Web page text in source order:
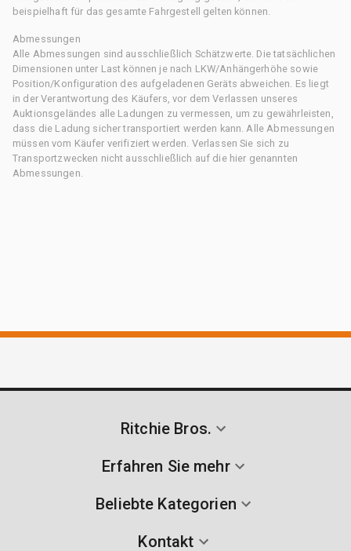
beispielhaft für das gesamte Fahrgestell gelten können.
Abmessungen
Alle Abmessungen sind ausschließlich Schätzwerte. Die tatsächlichen
Dimensionen unter Last können je nach LKW/Anhängerhöhe sowie
Position/Konfiguration des aufgeladenen Geräts abweichen. Es liegt
in der Verantwortung des Käufers, vor dem Verlassen unseres
Auktionsgeländes alle Ladungen zu vermessen, um zu gewährleisten,
dass die Ladung sicher transportiert werden kann. Alle Abmessungen
müssen vom Käufer verifiziert werden. Verlassen Sie sich zu
Transportzwecken nicht ausschließlich auf die hier genannten
Abmessungen.
Ritchie Bros.
Erfahren Sie mehr
Beliebte Kategorien
Kontakt